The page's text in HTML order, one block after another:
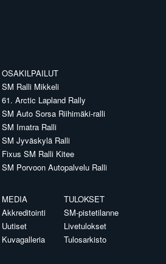
OSAKILPAILUT
SM Ralli Mikkeli
61. Arctic Lapland Rally
SM Auto Sorsa Riihimäki-ralli
SM Imatra Ralli
SM Jyväskylä Ralli
Fixus SM Ralli Kitee
SM Porvoon Autopalvelu Ralli
MEDIA
Akkreditointi
Uutiset
Kuvagalleria
TULOKSET
SM-pistetilanne
Livetulokset
Tulosarkisto